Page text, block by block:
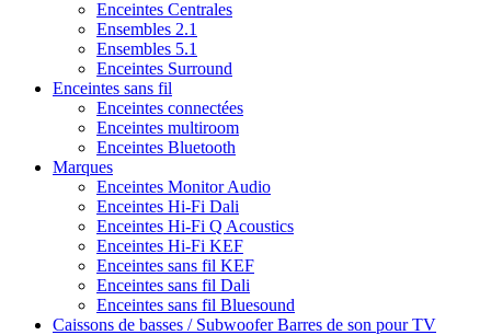
Enceintes Centrales
Ensembles 2.1
Ensembles 5.1
Enceintes Surround
Enceintes sans fil
Enceintes connectées
Enceintes multiroom
Enceintes Bluetooth
Marques
Enceintes Monitor Audio
Enceintes Hi-Fi Dali
Enceintes Hi-Fi Q Acoustics
Enceintes Hi-Fi KEF
Enceintes sans fil KEF
Enceintes sans fil Dali
Enceintes sans fil Bluesound
Caissons de basses / SubwooferBarres de son pour TV